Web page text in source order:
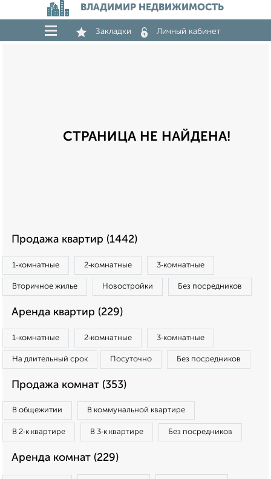
ВЛАДИМИР НЕДВИЖИМОСТЬ
Закладки Личный кабинет
СТРАНИЦА НЕ НАЙДЕНА!
Продажа квартир (1442)
1‑комнатные 2‑комнатные 3‑комнатные
Вторичное жилье Новостройки Без посредников
Аренда квартир (229)
1‑комнатные 2‑комнатные 3‑комнатные
На длительный срок Посуточно Без посредников
Продажа комнат (353)
В общежитии В коммунальной квартире
В 2‑к квартире В 3‑к квартире Без посредников
Аренда комнат (229)